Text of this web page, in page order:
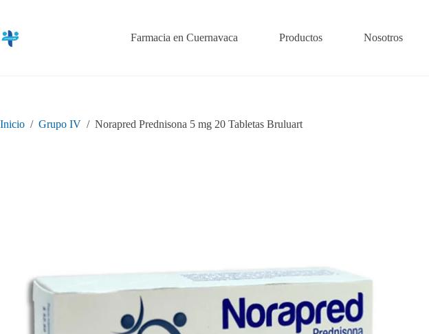
contenido
Farmacia en Cuernavaca Productos Nosotros
Inicio / Grupo IV / Norapred Prednisona 5 mg 20 Tabletas Bruluart